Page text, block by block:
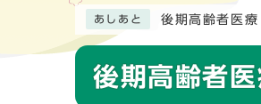
あしあと 後期高齢者医
後期高齢者